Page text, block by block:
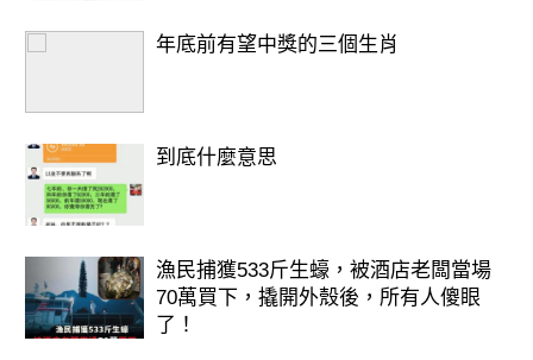
年底前有望中獎的三個生肖
到底什麼意思
漁民捕獲533斤生蠔，被酒店老闆當場
70萬買下，撬開外殼後，所有人傻眼
了！